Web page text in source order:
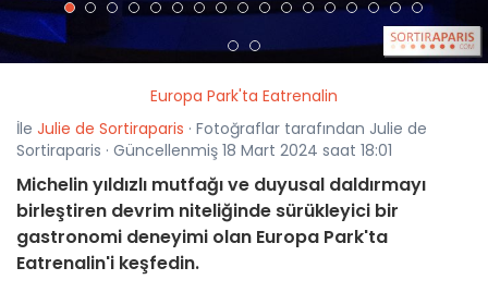
Europa Park'ta Eatrenalin
İle Julie de Sortiraparis · Fotoğraflar tarafından Julie de
Sortiraparis · Güncellenmiş 18 Mart 2024 saat 18:01
Michelin yıldızlı mutfağı ve duyusal daldırmayı
birleştiren devrim niteliğinde sürükleyici bir
gastronomi deneyimi olan Europa Park'ta
Eatrenalin'i keşfedin.